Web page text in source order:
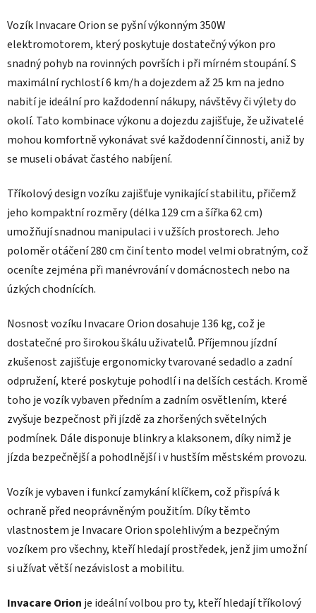
Vozík Invacare Orion se pyšní výkonným 350W
elektromotorem, který poskytuje dostatečný výkon pro
snadný pohyb na rovinných površích i při mírném stoupání. S
maximální rychlostí 6 km/h a dojezdem až 25 km na jedno
nabití je ideální pro každodenní nákupy, návštěvy či výlety do
okolí. Tato kombinace výkonu a dojezdu zajišťuje, že uživatelé
mohou komfortně vykonávat své každodenní činnosti, aniž by
se museli obávat častého nabíjení.
Tříkolový design vozíku zajišťuje vynikající stabilitu, přičemž
jeho kompaktní rozměry (délka 129 cm a šířka 62 cm)
umožňují snadnou manipulaci i v užších prostorech. Jeho
poloměr otáčení 280 cm činí tento model velmi obratným, což
oceníte zejména při manévrování v domácnostech nebo na
úzkých chodnících.
Nosnost vozíku Invacare Orion dosahuje 136 kg, což je
dostatečné pro širokou škálu uživatelů. Příjemnou jízdní
zkušenost zajišťuje ergonomicky tvarované sedadlo a zadní
odpružení, které poskytuje pohodlí i na delších cestách. Kromě
toho je vozík vybaven předním a zadním osvětlením, které
zvyšuje bezpečnost při jízdě za zhoršených světelných
podmínek. Dále disponuje blinkry a klaksonem, díky nimž je
jízda bezpečnější a pohodlnější i v hustším městském provozu.
Vozík je vybaven i funkcí zamykání klíčkem, což přispívá k
ochraně před neoprávněným použitím. Díky těmto
vlastnostem je Invacare Orion spolehlivým a bezpečným
vozíkem pro všechny, kteří hledají prostředek, jenž jim umožní
si užívat větší nezávislost a mobilitu.
Invacare Orion je ideální volbou pro ty, kteří hledají tříkolový